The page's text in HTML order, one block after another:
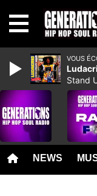
NEWS
VOUS
Stand